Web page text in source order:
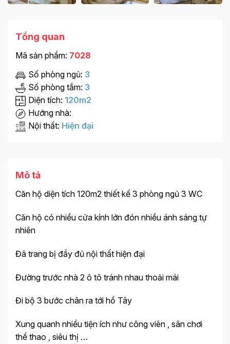
Tổng quan
Mã sản phẩm: 7028
Số phòng ngủ: 3
Số phòng tắm: 3
Diện tích: 120m2
Hướng nhà:
Nội thất: Hiện đại
Mô tả
Căn hộ diện tích 120m2 thiết kế 3 phòng ngủ 3 WC
Căn hộ có nhiều cửa kính lớn đón nhiều ánh sáng tự
nhiên
Đã trang bị đầy đủ nội thất hiện đại
Đường trước nhà 2 ô tô tránh nhau thoải mái
Đi bộ 3 bước chân ra tới hồ Tây
Xung quanh nhiều tiện ích như công viên , sân chơi
thể thao , siêu thị …